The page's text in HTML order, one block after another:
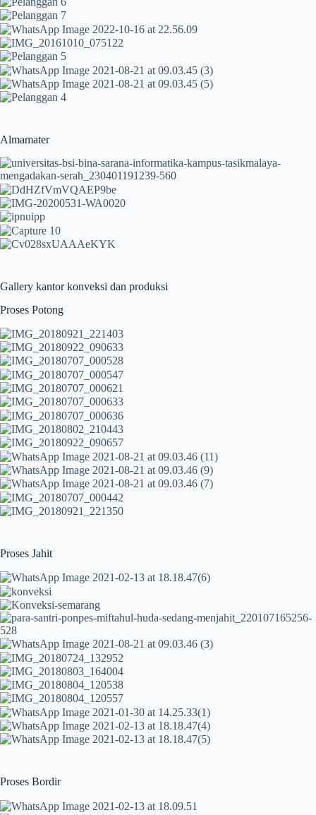
Almamater
Gallery kantor konveksi dan produksi
Proses Potong
Proses Jahit
Proses Bordir